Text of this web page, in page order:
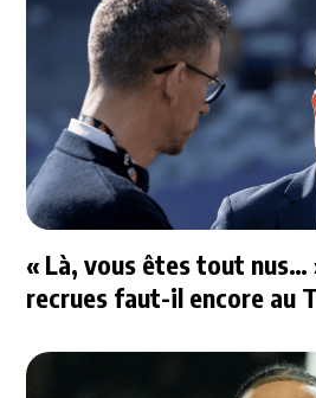
« Là, vous êtes tout nus…
recrues faut-il encore au